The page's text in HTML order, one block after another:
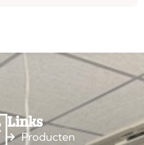
Links
Producten